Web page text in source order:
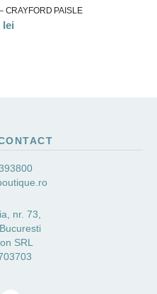
CASTLEHEAD PAIS
lei
nr. 73,
SRL